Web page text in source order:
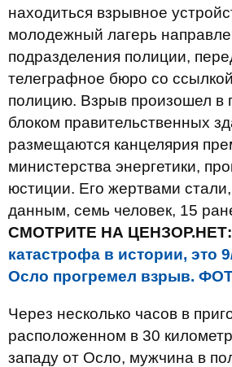
находиться взрывное
молодежный лагерь
подразделения полиции,
телеграфное бюро со
полицию. Взрыв произошел в
блоком правительственных
размещаются канцелярия
министерства энергетики,
юстиции. Его жертвами
данным, семь человек, 15
СМОТРИТЕ НА ЦЕНЗОР.НЕТ:
катастрофа в истории, это
Осло прогремел взрыв.
Через несколько часов в
расположенном в 30
западу от Осло, мужчина в